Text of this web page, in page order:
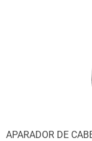
APARADOR DE